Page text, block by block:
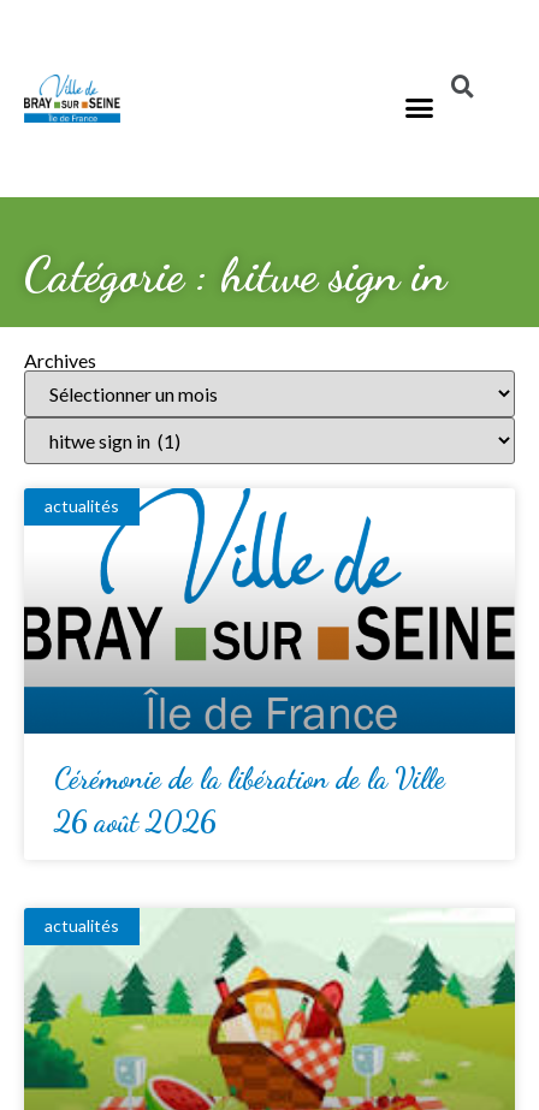
Catégorie : hitwe sign in
Archives
actualités
Cérémonie de la libération de la Ville
26 août 2026
actualités